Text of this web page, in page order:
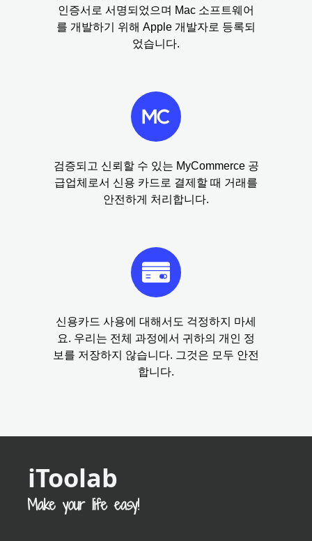
인증서로 서명되었으며 Mac 소프트웨어
를 개발하기 위해 Apple 개발자로 등록되
었습니다.
검증되고 신뢰할 수 있는 MyCommerce 공
급업체로서 신용 카드로 결제할 때 거래를
안전하게 처리합니다.
신용카드 사용에 대해서도 걱정하지 마세
요. 우리는 전체 과정에서 귀하의 개인 정
보를 저장하지 않습니다. 그것은 모두 안전
합니다.
iToolab